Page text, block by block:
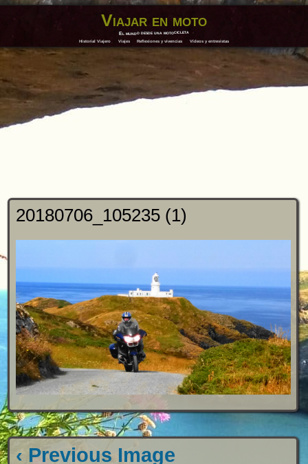
Viajar en moto
El mundo desde una motocicleta
Historial Viajero Viajes Reflexiones y vivencias Vídeos y entrevistas
20180706_105235 (1)
‹ Previous Image